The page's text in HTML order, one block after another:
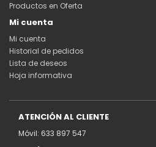
Productos en Oferta
Mi cuenta
Mi cuenta
Historial de pedidos
Lista de deseos
Hoja informativa
ATENCIÓN AL CLIENTE
Móvil: 633 897 547